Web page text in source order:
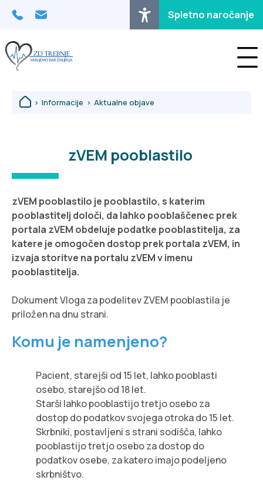
Spletno naročanje
Osrednja vsebina
> Informacije > Aktualne objave
zVEM pooblastilo
zVEM pooblastilo je pooblastilo, s katerim
pooblastitelj določi, da lahko pooblaščenec prek
portala zVEM obdeluje podatke pooblastitelja, za
katere je omogočen dostop prek portala zVEM, in
izvaja storitve na portalu zVEM v imenu
pooblastitelja.
Dokument Vloga za podelitev ZVEM pooblastila je
priložen na dnu strani.
Komu je namenjeno?
Pacient, starejši od 15 let, lahko pooblasti
osebo, starejšo od 18 let.
Starši lahko pooblastijo tretjo osebo za
dostop do podatkov svojega otroka do 15 let.
Skrbniki, postavljeni s strani sodišča, lahko
pooblastijo tretjo osebo za dostop do
podatkov osebe, za katero imajo podeljeno
skrbništvo.